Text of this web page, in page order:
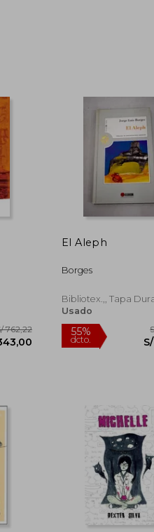
El Aleph
Borges
Bibliotex.,, Tapa
Usado
55%
dcto.